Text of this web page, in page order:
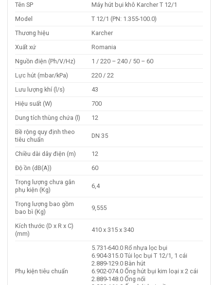
Tên SP
Máy hút bụi khô Karcher T 12/1
Model
T 12/1 (PN: 1.355-100.0)
Thương hiệu
Karcher
Xuất xứ
Romania
Nguồn điện (Ph/V/Hz)
1 / 220 – 240 / 50 – 60
Lực hút (mbar/kPa)
220 / 22
Lưu lượng khí (l/s)
43
Hiệu suất (W)
700
Dung tích thùng chứa (l)
12
Bề rộng quy định theo
tiêu chuẩn
DN 35
Chiều dài dây điện (m)
12
Độ ồn (dB(A))
60
Trọng lượng chưa gắn
phụ kiện (Kg)
6,4
Trọng lượng bao gồm
bao bì (Kg)
9,555
Kích thước (D x R x C)
(mm)
410 x 315 x 340
Phụ kiện tiêu chuẩn
5.731-640.0 Rổ nhựa lọc bụi
6.904-315.0 Túi lọc bụi T 12/1, 1 cái
2.889-129.0 Bàn hút
6.902-074.0 Ống hút bụi kim loại x 2 cái
2.889-148.0 Ống nối